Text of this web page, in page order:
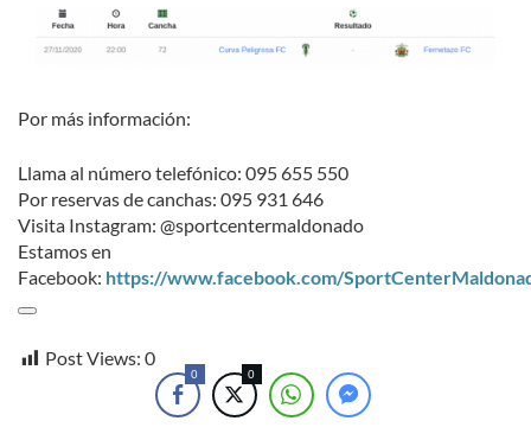
Por más información:
Llama al número telefónico: 095 655 550
Por reservas de canchas: 095 931 646
Visita Instagram: @sportcentermaldonado
Estamos en
Facebook: https://www.facebook.com/
Post Views: 0
0 0